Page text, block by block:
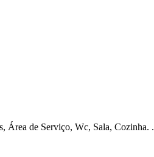
Área de Serviço, Wc, Sala, Cozinha. .